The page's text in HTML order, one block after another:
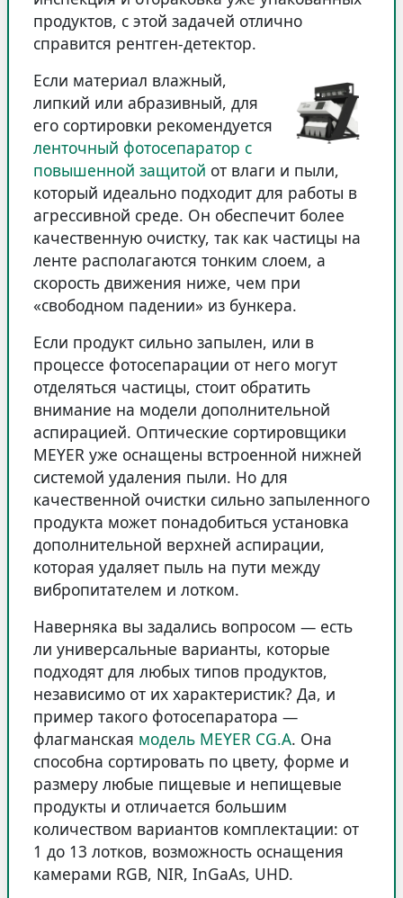
продуктов, с этой задачей отлично
справится рентген-детектор.
Если материал влажный,
липкий или абразивный, для
его сортировки рекомендуется
ленточный фотосепаратор с
повышенной защитой от влаги и пыли,
который идеально подходит для работы в
агрессивной среде. Он обеспечит более
качественную очистку, так как частицы на
ленте располагаются тонким слоем, а
скорость движения ниже, чем при
«свободном падении» из бункера.
Если продукт сильно запылен, или в
процессе фотосепарации от него могут
отделяться частицы, стоит обратить
внимание на модели дополнительной
аспирацией. Оптические сортировщики
MEYER уже оснащены встроенной нижней
системой удаления пыли. Но для
качественной очистки сильно запыленного
продукта может понадобиться установка
дополнительной верхней аспирации,
которая удаляет пыль на пути между
вибропитателем и лотком.
Наверняка вы задались вопросом — есть
ли универсальные варианты, которые
подходят для любых типов продуктов,
независимо от их характеристик? Да, и
пример такого фотосепаратора —
флагманская модель MEYER CG.A. Она
способна сортировать по цвету, форме и
размеру любые пищевые и непищевые
продукты и отличается большим
количеством вариантов комплектации: от
1 до 13 лотков, возможность оснащения
камерами RGB, NIR, InGaAs, UHD.